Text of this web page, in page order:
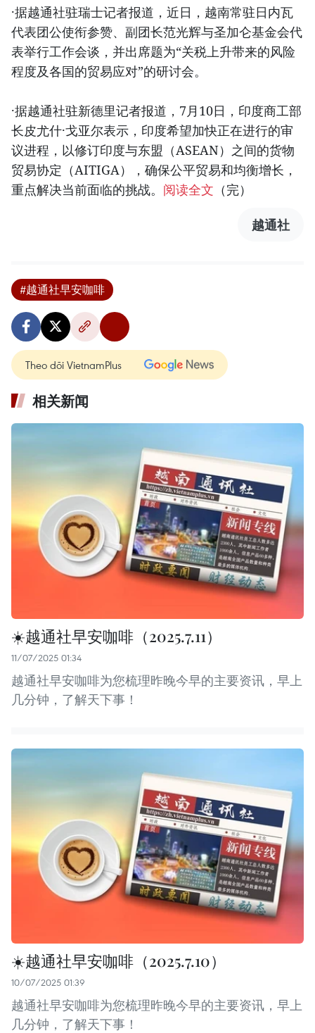
·据越通社驻瑞士记者报道，近日，越南常驻日内瓦
代表团公使衔参赞、副团长范光辉与圣加仑基金会代
表举行工作会谈，并出席题为“关税上升带来的风险
程度及各国的贸易应对”的研讨会。
·据越通社驻新德里记者报道，7月10日，印度商工部
长皮尤什·戈亚尔表示，印度希望加快正在进行的审
议进程，以修订印度与东盟（ASEAN）之间的货物
贸易协定（AITIGA），确保公平贸易和均衡增长，
重点解决当前面临的挑战。 阅读全文 （完）
越通社
#越通社早安咖啡
Theo dõi VietnamPlus
相关新闻
☀️越通社早安咖啡（2025.7.11）
11/07/2025 01:34
越通社早安咖啡为您梳理昨晚今早的主要资讯，早上
几分钟，了解天下事！
☀️越通社早安咖啡（2025.7.10）
10/07/2025 01:39
越通社早安咖啡为您梳理昨晚今早的主要资讯，早上
几分钟，了解天下事！